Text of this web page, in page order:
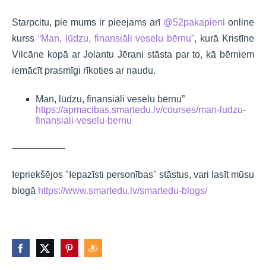
Starpcitu, pie mums ir pieejams arī @52pakapieni online
kurss “Man, lūdzu, finansiāli veselu bērnu”, kurā Kristīne
Vilcāne kopā ar Jolantu Jērani stāsta par to, kā bērniem
iemācīt prasmīgi rīkoties ar naudu.
Man, lūdzu, finansiāli veselu bērnu”
https://apmacibas.smartedu.lv/courses/man-ludzu-
finansiali-veselu-bernu
Iepriekšējos "Iepazīsti personības" stāstus, vari lasīt mūsu
blogā https://www.smartedu.lv/smartedu-blogs/